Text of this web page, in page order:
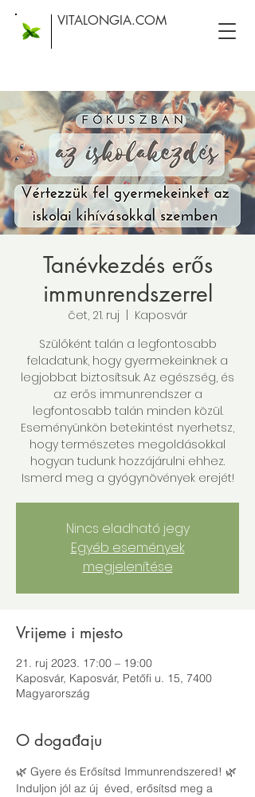
VITALONGIA.COM
Tanévkezdés erős
immunrendszerrel
čet, 21. ruj
Kaposvár
Szülőként talán a legfontosabb
feladatunk, hogy gyermekeinknek a
legjobbat biztosítsuk. Az egészség, és
az erős immunrendszer a
legfontosabb talán minden közül.
Eseményünkön betekintést nyerhetsz,
hogy természetes megoldásokkal
hogyan tudunk hozzájárulni ehhez.
Ismerd meg a gyógynövények erejét!
Nincs eladható jegy
Egyéb események
megjelenítése
Vrijeme i mjesto
21. ruj 2023. 17:00 – 19:00
Kaposvár, Kaposvár, Petőfi u. 15, 7400
Magyarország
O događaju
🌿 Gyere és Erősítsd Immunrendszered! 🌿
Induljon jól az új  éved, erősítsd meg a